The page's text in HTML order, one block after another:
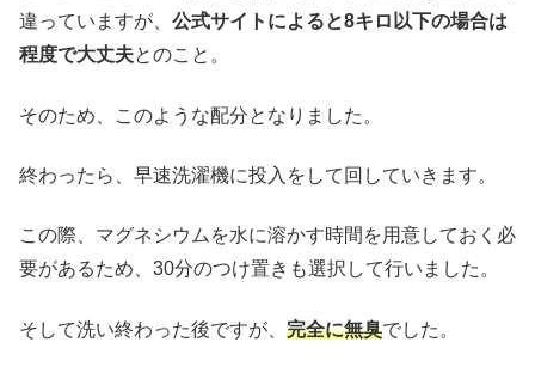
違っていますが、 公式サイトによると8キロ以下の場合は
程度で大丈夫とのこと。
そのため、このような配分となりました。
終わったら、早速洗濯機に投入をして回していきます。
この際、マグネシウムを水に溶かす時間を用意しておく必
要があるため、30分のつけ置きも選択して行いました。
そして洗い終わった後ですが、 完全に無臭でした。